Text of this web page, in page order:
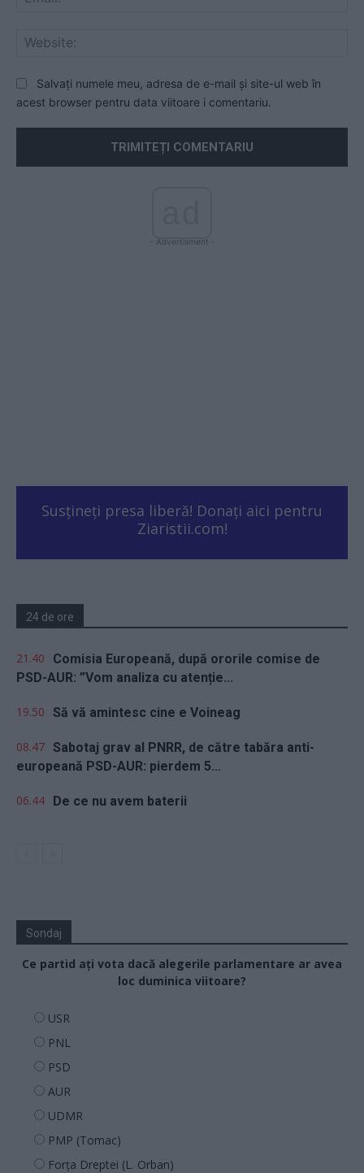
Salvați numele meu, adresa de e-mail și site-ul web în
acest browser pentru data viitoare i comentariu.
- Advertisment -
Susțineți presa liberă! Donați aici pentru
Ziaristii.com!
24 de ore
21.40
Comisia Europeană, după ororile comise de
PSD-AUR: ”Vom analiza cu atenție...
19.50 Să vă amintesc cine e Voineag
08.47 Sabotaj grav al PNRR, de către tabăra anti-
europeană PSD-AUR: pierdem 5...
06.44 De ce nu avem baterii
Sondaj
Ce partid ați vota dacă alegerile parlamentare ar avea
loc duminica viitoare?
USR
PNL
PSD
AUR
UDMR
PMP (Tomac)
Forța Dreptei (L. Orban)